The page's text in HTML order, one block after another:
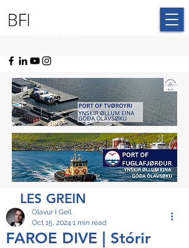
LES GREIN
FAROE DIVE | Stórir
Ólavur Í Geil
Oct 15, 2024 1 min read